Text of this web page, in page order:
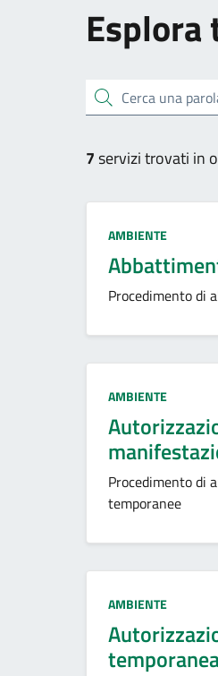
Cerca una parola chiave
7servizi trovati in
Categoria:
AMBIENTE
Procedimento di
Categoria:
AMBIENTE
Procedimento di
temporanee
Categoria:
AMBIENTE